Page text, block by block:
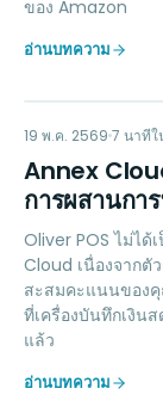
ของ Amazon
อ่านบทความ
AC
LOYALTY
19 พ.ค. 2569 7 นาทีใ
Annex
การผสานกา
Oliver POS ไม่ไ
Cloud เนื่องจาก
สะสมคะแนนของคุ
ที่เครื่องบันทึกเงิน
แล้ว
อ่านบทความ